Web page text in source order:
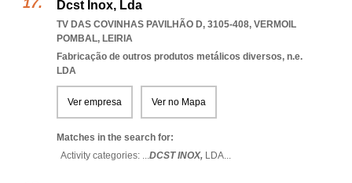
Dcst Inox, Lda
TV DAS COVINHAS PAVILHÃO D, 3105-408, VERMOIL
POMBAL, LEIRIA
Fabricação de outros produtos metálicos diversos, n.e.
LDA
Ver empresa Ver no Mapa
Matches in the search for:
Activity categories: ...DCST INOX, LDA...